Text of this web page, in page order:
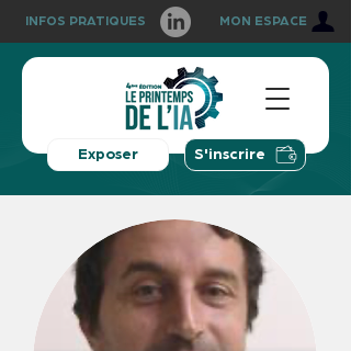
Exposer S'inscrire
MON ESPACE
INFOS PRATIQUES